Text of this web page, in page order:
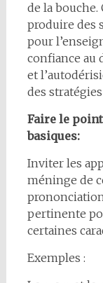
de la
produire des
pour
confiance au
et
des
Faire le
basiques:
Inviter les
méninge de
pertinente
certaines
Exemples :